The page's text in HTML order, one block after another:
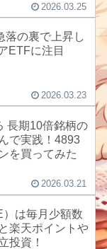
2026.03.25
落の裏で上昇し
ETFに注目
2026.03.23
長期10倍銘柄の
で実践！4893
を買ってみた
2026.03.21
は毎月少額数
楽天ポイントや
投資！